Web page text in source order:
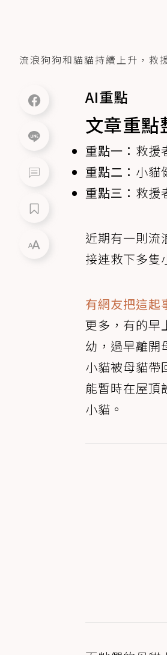
流浪狗狗和貓貓持續上升，救
AI重點
文章重點
重點一： 救援
重點二： 小貓
重點三： 救援
近期有一則流
接連救下多隻
有網友把這起
更多，有的早
幼，過早離開
小貓被母貓帶
能暫時在屋頂
小貓。